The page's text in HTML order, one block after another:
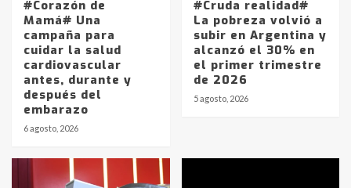
#Corazón de
Mamá# Una
campaña para
cuidar la salud
cardiovascular
antes, durante y
después del
embarazo
6 agosto, 2026
#Cruda realidad#
La pobreza volvió a
subir en Argentina y
alcanzó el 30% en
el primer trimestre
de 2026
5 agosto, 2026